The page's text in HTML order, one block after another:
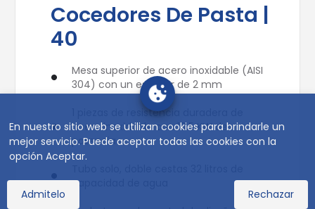
En nuestro sitio web se utilizan cookies para brindarle un
mejor servicio. Puede aceptar todas las cookies con la
opción Aceptar.
Admitelo Rechazar
Cocedores De Pasta |
40
Mesa superior de acero inoxidable (AISI
304) con un espesor de 2 mm
1 piezas de resistencia duradera de
acero inoxidable con 10.5 KW de
potencia
capacidad de agua